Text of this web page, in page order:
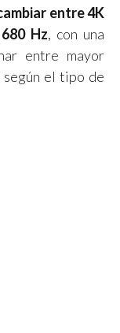
entre 4K
Hz, con una
entre mayor
el tipo de